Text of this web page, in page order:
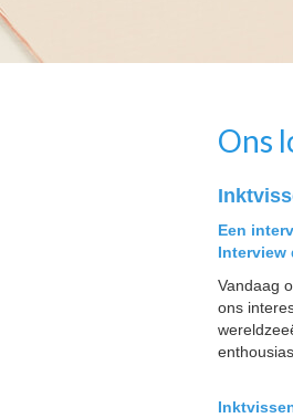
Ons
Een
Interview
Vandaag
ons